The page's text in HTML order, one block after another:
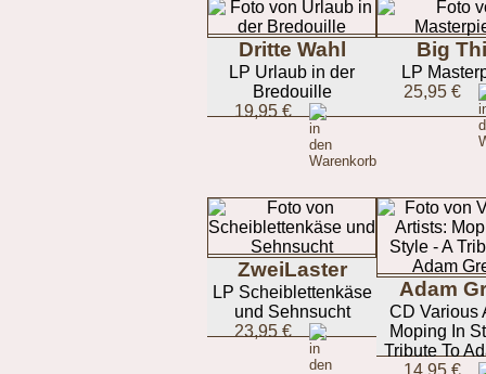
Dritte Wahl
LP Urlaub in der
Bredouille
19,95 €
Big
LP
25,95 €
ZweiLaster
LP Scheiblettenkäse
und Sehnsucht
23,95 €
Adam
CD Various
Moping In
Tribute To
14,95 €